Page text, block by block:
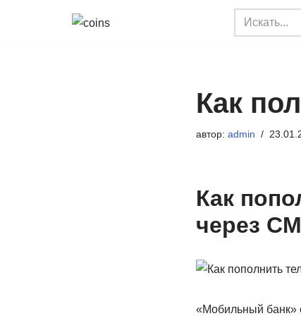
Как
автор: admin
Как
через
«Мобильный банк»